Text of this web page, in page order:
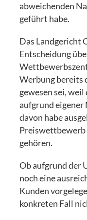
abweichenden
geführt habe.
Das Landgericht
Entscheidung
Werbung bereits
gewesen sei,
aufgrund
davon habe
Preiswettbewerb
gehören.
Ob aufgrund der
noch eine
Kunden
konkreten Fall